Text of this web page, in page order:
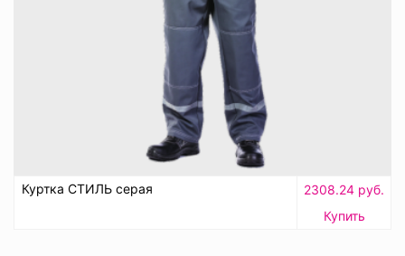
Куртка СТИЛЬ серая
2308.24 руб.
Купить